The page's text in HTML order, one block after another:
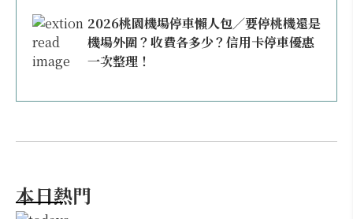
2026桃園機場停車懶人包／要停桃機還是
機場外圍？收費各多少？信用卡停車優惠
一次整理！
本日熱門